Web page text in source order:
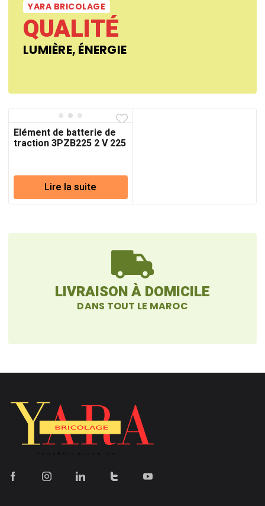
YARA BRICOLAGE
QUALITÉ
LUMIÈRE, ÉNERGIE
Elément de batterie de
traction 3PZB225 2 V 225
Lire la suite
LIVRAISON À DOMICILE
DANS TOUT LE MAROC